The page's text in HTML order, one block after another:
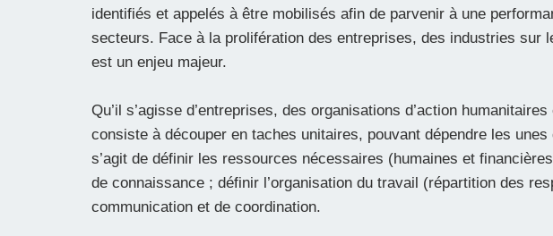
identifiés et appelés à être mobilisés afin de parvenir à une
secteurs. Face à la prolifération des entreprises, des industries
est un enjeu majeur.
Qu’il s’agisse d’entreprises, des organisations d’action
consiste à découper en taches unitaires, pouvant dépendre les
s’agit de définir les ressources nécessaires (humaines et
de connaissance ; définir l’organisation du travail (répartition des
communication et de coordination.